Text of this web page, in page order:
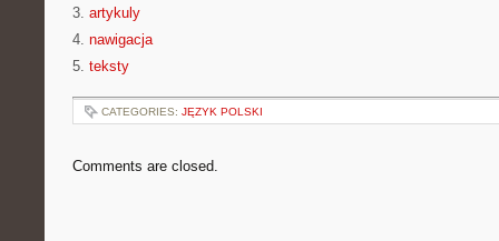
3. artykuly
4. nawigacja
5. teksty
CATEGORIES: JĘZYK POLSKI
Comments are closed.